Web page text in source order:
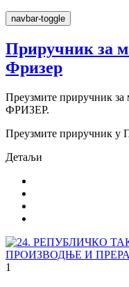
navbar-toggle
Приручник за
Фризер
Преузмите приручник за
ФРИЗЕР.
Преузмите приручник
Детаљи
1